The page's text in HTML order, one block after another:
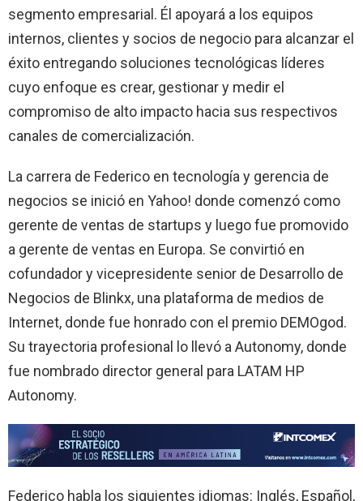
segmento empresarial. Él apoyará a los equipos
internos, clientes y socios de negocio para alcanzar el
éxito entregando soluciones tecnológicas líderes
cuyo enfoque es crear, gestionar y medir el
compromiso de alto impacto hacia sus respectivos
canales de comercialización.
La carrera de Federico en tecnología y gerencia de
negocios se inició en Yahoo! donde comenzó como
gerente de ventas de startups y luego fue promovido
a gerente de ventas en Europa. Se convirtió en
cofundador y vicepresidente senior de Desarrollo de
Negocios de Blinkx, una plataforma de medios de
Internet, donde fue honrado con el premio DEMOgod.
Su trayectoria profesional lo llevó a Autonomy, donde
fue nombrado director general para LATAM HP
Autonomy.
Federico habla los siguientes idiomas: Inglés, Español,